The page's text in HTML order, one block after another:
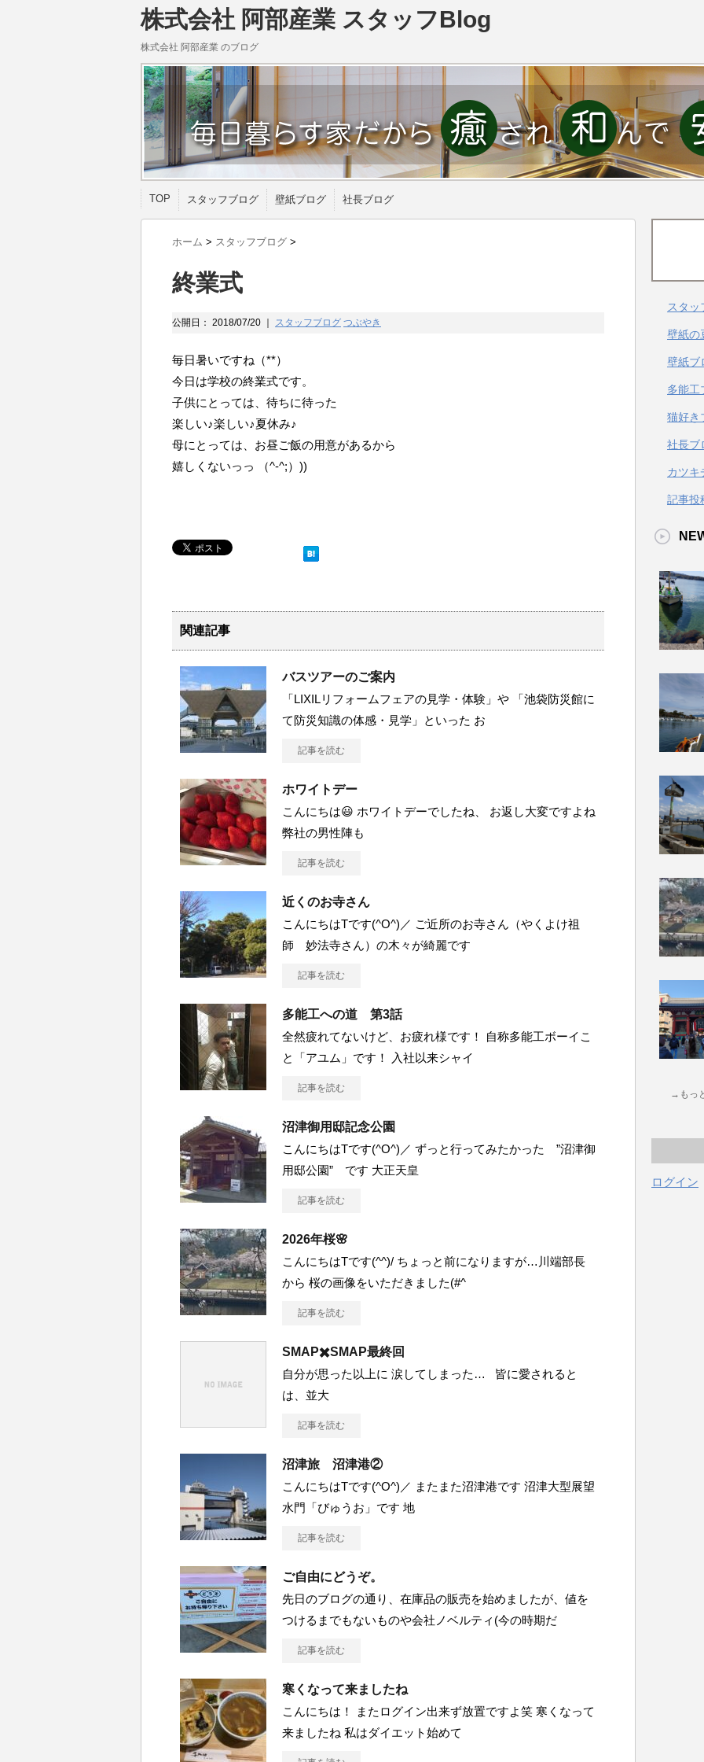
株式会社 阿部産業 スタッフBlog
株式会社 阿部産業 のブログ
TOP スタッフブログ 壁紙ブログ 社長ブログ
ホーム > スタッフブログ >
終業式
公開日： 2018/07/20 スタッフブログ つぶやき
毎日暑いですね（**）
今日は学校の終業式です。
子供にとっては、待ちに待った
楽しい♪楽しい♪夏休み♪
母にとっては、お昼ご飯の用意があるから
嬉しくないっっ （^-^;）))
関連記事
バスツアーのご案内
「LIXILリフォームフェアの見学・体験」や 「池袋防災館に
て防災知識の体感・見学」といった お
記事を読む
ホワイトデー
こんにちは😃 ホワイトデーでしたね、 お返し大変ですよね
弊社の男性陣も
記事を読む
近くのお寺さん
こんにちはTです(^O^)／ ご近所のお寺さん（やくよけ祖
師 妙法寺さん）の木々が綺麗です
記事を読む
多能工への道 第3話
全然疲れてないけど、お疲れ様です！ 自称多能工ボーイこ
と「アユム」です！ 入社以来シャイ
記事を読む
沼津御用邸記念公園
こんにちはTです(^O^)／ ずっと行ってみたかった ”沼津御
用邸公園” です 大正天皇
記事を読む
2026年桜🌸
こんにちはTです(^^)/ ちょっと前になりますが…川端部長
から 桜の画像をいただきました(#^
記事を読む
SMAP✖️SMAP最終回
自分が思った以上に 涙してしまった… 皆に愛されると
は、並大
記事を読む
沼津旅 沼津港②
こんにちはTです(^O^)／ またまた沼津港です 沼津大型展望
水門「びゅうお」です 地
記事を読む
ご自由にどうぞ。
先日のブログの通り、在庫品の販売を始めましたが、値を
つけるまでもないものや会社ノベルティ(今の時期だ
記事を読む
寒くなって来ましたね
こんにちは！ またログイン出来ず放置ですよ笑 寒くなって
来ましたね 私はダイエット始めて
スタッ
壁紙の
壁紙ブ
多能工
猫好き
社長ブ
カツキ
記事投
→もっ
ログイン